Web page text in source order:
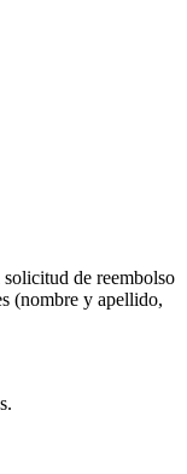
de reembolso
(nombre y apellido,